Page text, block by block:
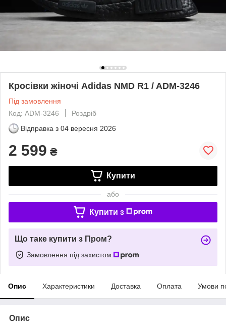
Кросівки жіночі Adidas NMD R1 / ADM-3246
Під замовлення
Код: ADM-3246
Роздріб
Відправка з 04 вересня 2026
2 599 ₴
Купити
або
Купити з
Що таке купити з Пром?
Замовлення під захистом
Опис Характеристики Доставка Оплата Умови
Опис